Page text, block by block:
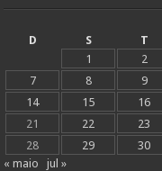
D
S T
1
2
7
8 9
14
15 16
21
22 23
28
29
30
« maio
jul »